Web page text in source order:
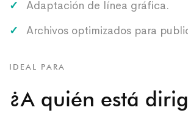
Adaptación de línea gráfica.
Archivos optimizados para
IDEAL PARA
¿A quién está